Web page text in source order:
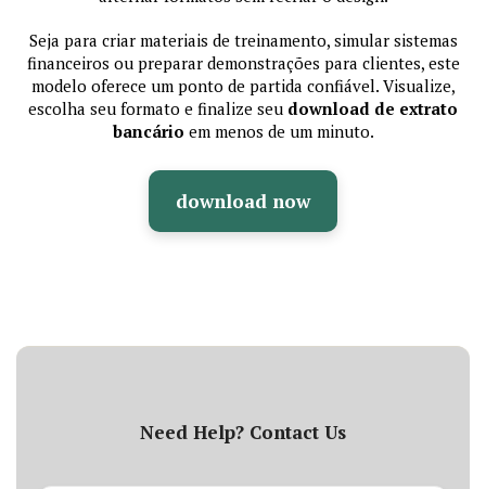
Seja para criar materiais de treinamento, simular sistemas
financeiros ou preparar demonstrações para clientes, este
modelo oferece um ponto de partida confiável. Visualize,
escolha seu formato e finalize seu download de extrato
bancário em menos de um minuto.
download now
Need Help? Contact Us